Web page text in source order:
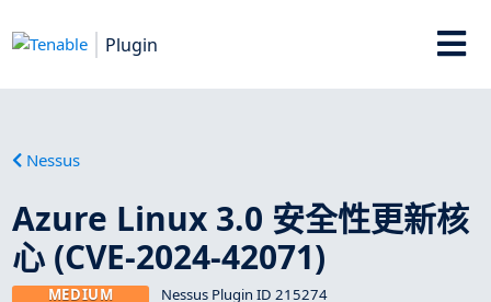
Plugin
Nessus
Azure Linux 3.0 安全性更新核
心 (CVE-2024-42071)
MEDIUM Nessus Plugin ID 215274